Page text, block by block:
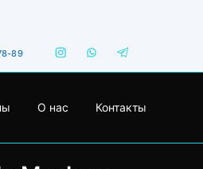
89
О нас Контакты